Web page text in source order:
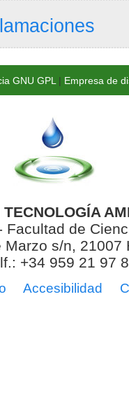
GNU GPL | Empresa de
Facultad de
Marzo s/n, 21007
+34 959 21 97
Accesibilidad